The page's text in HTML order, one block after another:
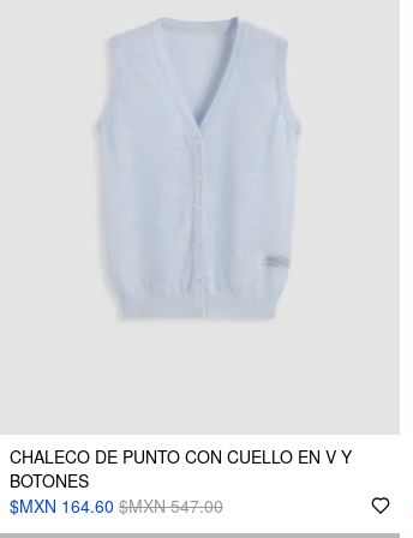
CHALECO DE PUNTO CON CUELLO EN V Y
BOTONES
$MXN 164.60 $MXN 547.00